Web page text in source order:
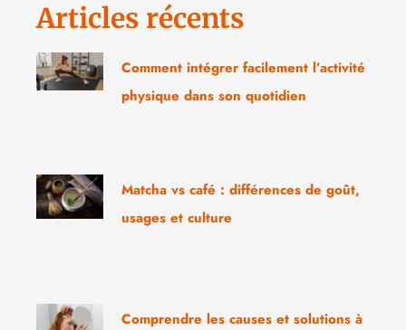
Articles récents
Comment intégrer facilement l’activité
physique dans son quotidien
Matcha vs café : différences de goût,
usages et culture
Comprendre les causes et solutions à